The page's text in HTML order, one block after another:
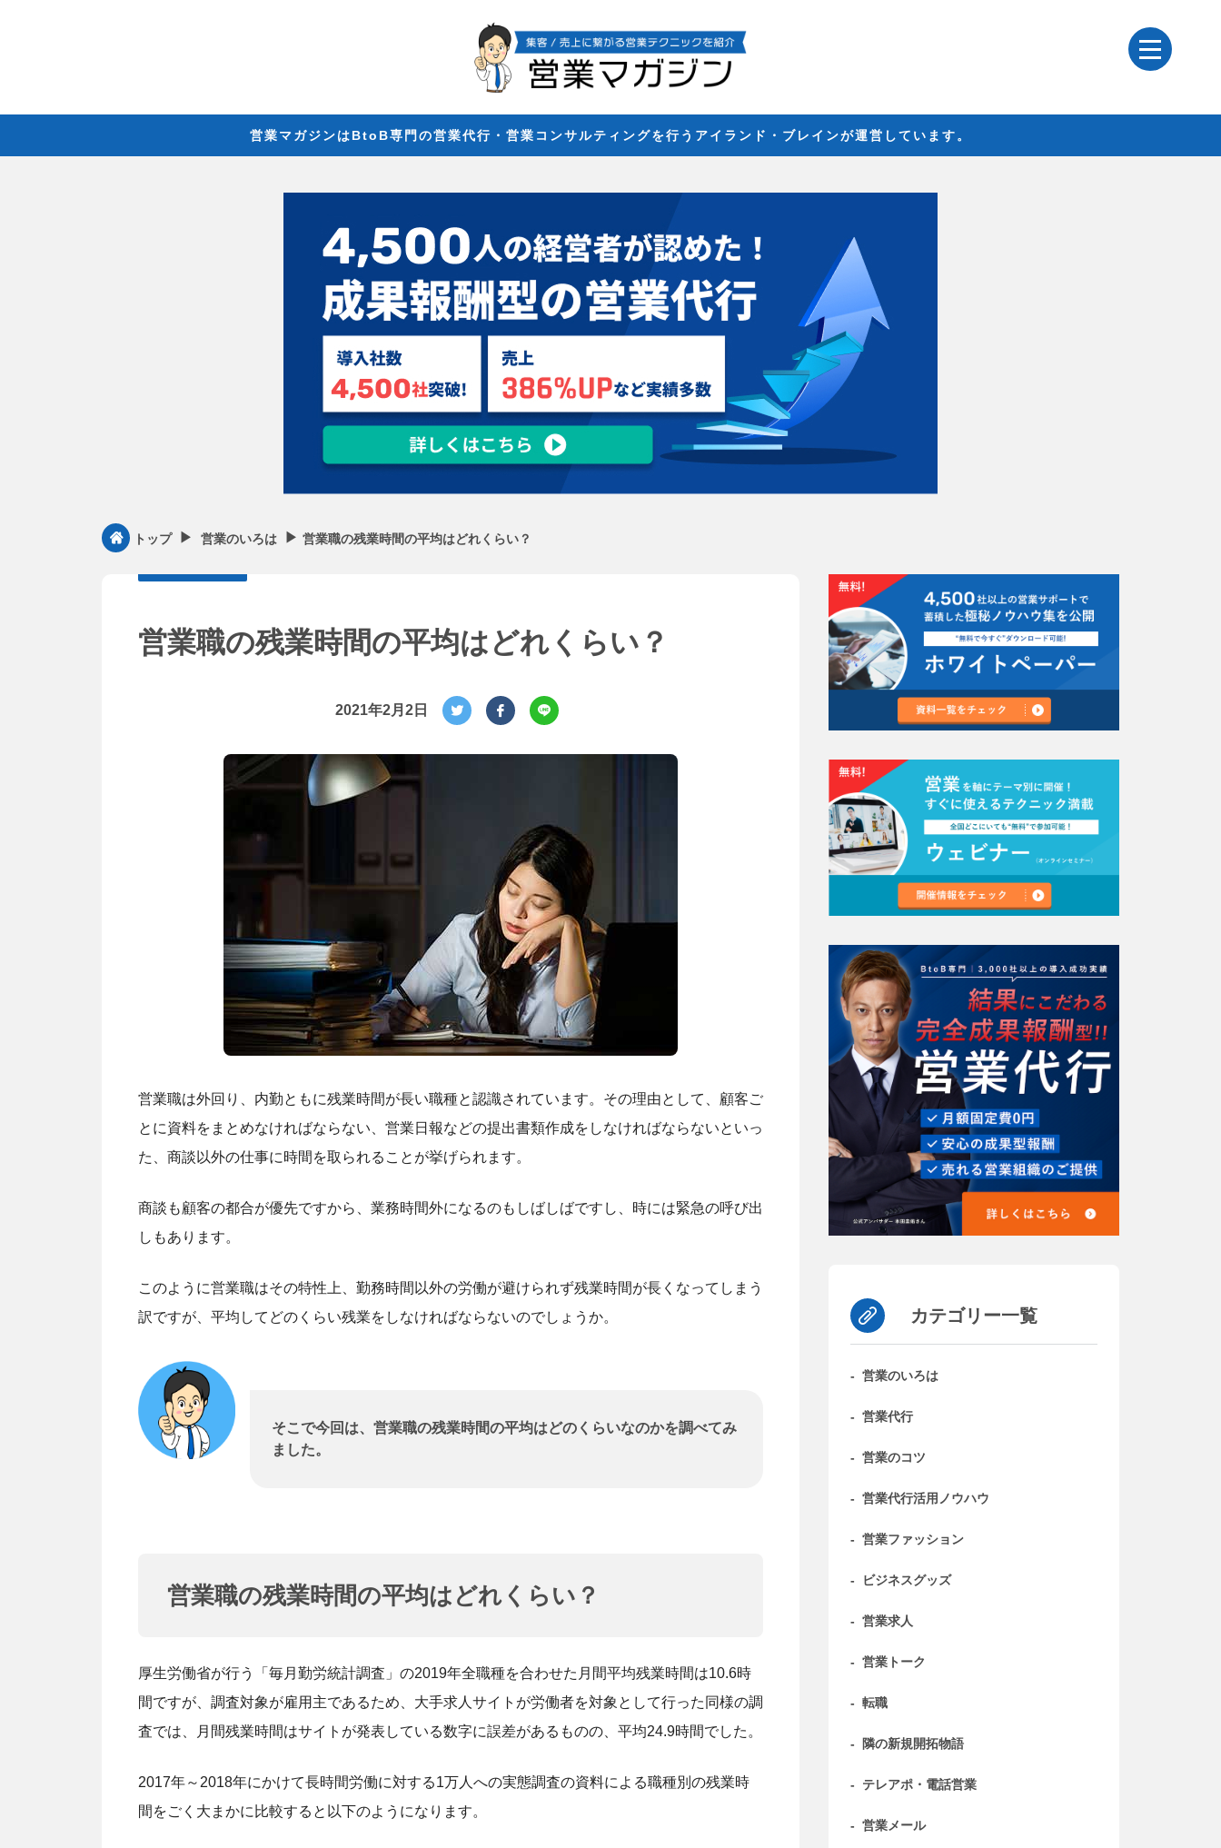
営業マガジンはBtoB専門の営業代行・営業コンサルティングを行うアイランド・ブレインが運営しています。
トップ ▶︎ 営業のいろは ▶︎ 営業職の残業時間の平均はどれくらい？
営業職の残業時間の平均はどれくらい？
2021年2月2日
営業職は外回り、内勤ともに残業時間が長い職種と認識されています。その理由として、顧客ご
とに資料をまとめなければならない、営業日報などの提出書類作成をしなければならないといっ
た、商談以外の仕事に時間を取られることが挙げられます。
商談も顧客の都合が優先ですから、業務時間外になるのもしばしばですし、時には緊急の呼び出
しもあります。
このように営業職はその特性上、勤務時間以外の労働が避けられず残業時間が長くなってしまう
訳ですが、平均してどのくらい残業をしなければならないのでしょうか。
そこで今回は、営業職の残業時間の平均はどのくらいなのかを調べてみ
ました。
営業職の残業時間の平均はどれくらい？
厚生労働省が行う「毎月勤労統計調査」の2019年全職種を合わせた月間平均残業時間は10.6時
間ですが、調査対象が雇用主であるため、大手求人サイトが労働者を対象として行った同様の調
査では、月間残業時間はサイトが発表している数字に誤差があるものの、平均24.9時間でした。
2017年～2018年にかけて長時間労働に対する1万人への実態調査の資料による職種別の残業時
間をごく大まかに比較すると以下のようになります。
カテゴリー一覧
- 営業のいろは
- 営業代行
- 営業のコツ
- 営業代行活用ノウハウ
- 営業ファッション
- ビジネスグッズ
- 営業求人
- 営業トーク
- 転職
- 隣の新規開拓物語
- テレアポ・電話営業
- 営業メール